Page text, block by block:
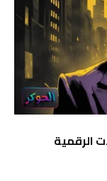
الرقمية